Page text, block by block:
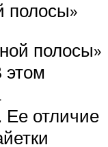
полосы»
полосы»
этом
Ее отличие